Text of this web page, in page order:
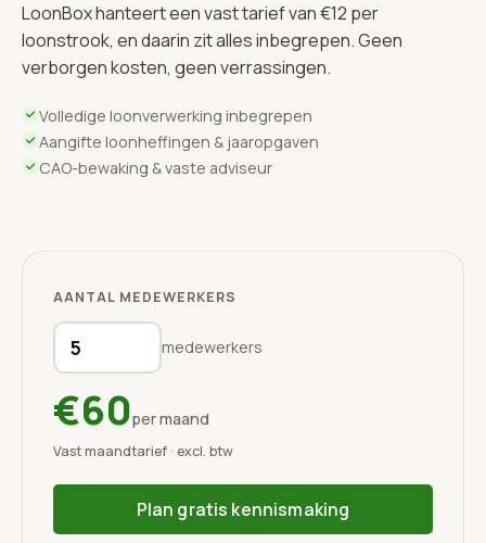
LoonBox hanteert een vast tarief van €12 per
loonstrook, en daarin zit alles inbegrepen. Geen
verborgen kosten, geen verrassingen.
Volledige loonverwerking inbegrepen
Aangifte loonheffingen & jaaropgaven
CAO-bewaking & vaste adviseur
AANTAL MEDEWERKERS
medewerkers
€60per maand
Vast maandtarief · excl. btw
Plan gratis kennismaking